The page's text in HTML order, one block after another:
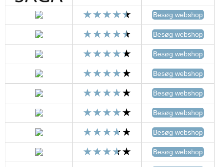
Besøg webshop
Besøg webshop
Besøg webshop
Besøg webshop
Besøg webshop
Besøg webshop
Besøg webshop
Besøg webshop